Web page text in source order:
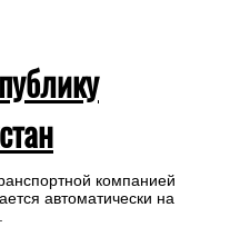
компанией
автоматически на